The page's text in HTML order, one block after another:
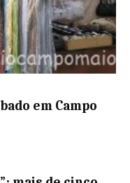
em Campo